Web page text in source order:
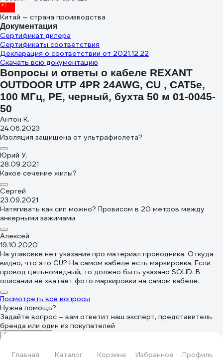
Главная Каталог Корзина Избранное Профиль
Китай — страна производства
Документация
Сертификат дилера
Сертификаты соответствия
Декларация о соответствии от 2021.12.22
Скачать всю документацию
Вопросы и ответы о кабеле REXANT
OUTDOOR UTP 4PR 24AWG, CU , CAT5e,
100 МГц, PE, черный, бухта 50 м 01-0045-
50
Антон К.
24.06.2023
Изоляция защищена от ультрафиолета?
Юрий У.
28.09.2021
Какое сечение жилы?
Сергей
23.09.2021
Натягивать как сип можно? Провисом в 20 метров между
анкерными зажимами
Алексей
19.10.2020
На упаковке нет указания про материал проводника. Откуда
видно, что это CU? На самом кабеле есть маркировка. Если
провод цельномедный, то должно быть указано SOLID. В
описании не хватает фото маркировки на самом кабеле.
Посмотреть все вопросы
Нужна помощь?
Задайте вопрос – вам ответит наш эксперт, представитель
бренда или один из покупателей
Задать вопрос
Черные шнуры REXANT